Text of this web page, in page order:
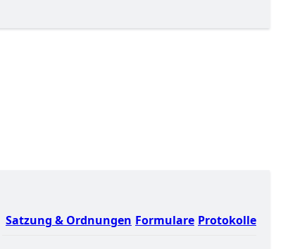
Satzung & Ordnungen Formulare Protokolle